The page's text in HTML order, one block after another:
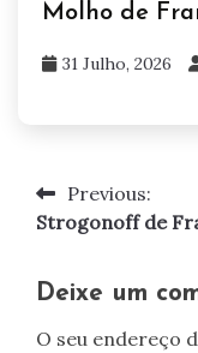
Molho de
31 Julho, 2026
Navegação
artigos
Previous:
Strogonoff de
Deixe um
O seu endereço